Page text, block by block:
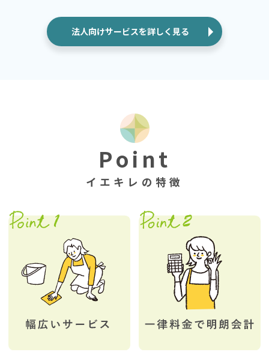
法人向けサービスを詳しく見る
Point
イエキレの特徴